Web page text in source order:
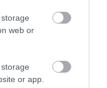
web or
or app.utódja